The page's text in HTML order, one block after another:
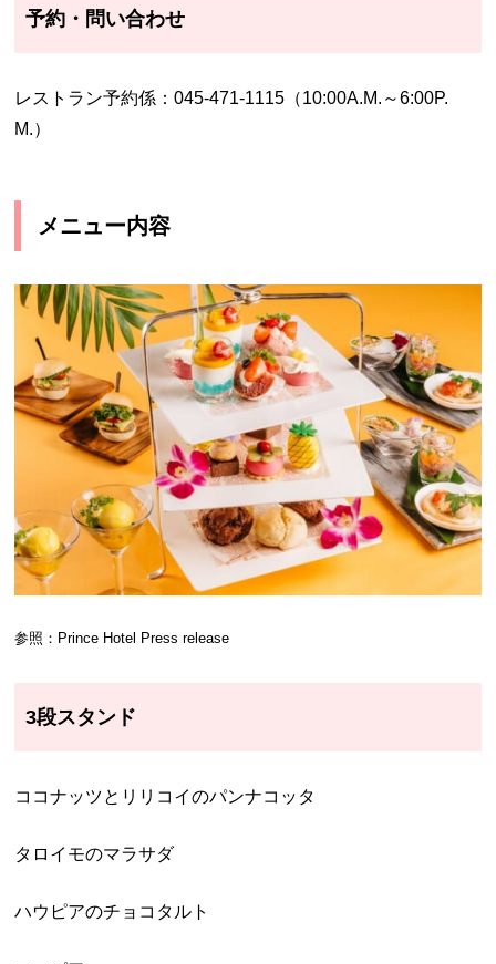
予約・問い合わせ
レストラン予約係：045-471-1115（10:00A.M.～6:00P.
M.）
メニュー内容
参照：Prince Hotel Press release
3段スタンド
ココナッツとリリコイのパンナコッタ
タロイモのマラサダ
ハウピアのチョコタルト